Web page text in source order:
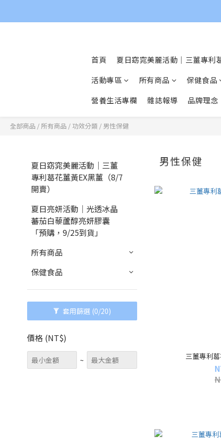
首頁
夏日窈窕美麗活動｜三薑專利
活動專區
所有商品
保健食品
營養生活專欄
雜誌報導 品牌理念
全部商品 / 所有商品 / 功效分類 / 男性保健
夏日窈窕美麗活動｜三薑
專利葛花薑黃EX黑薑（8/7
開賣）
夏日亮妍活動｜光透冰晶
蕃茄白藜蘆醇亮妍膠囊
「預購，9/25到貨」
所有商品
保健食品
套用篩選 (0/20)
價格 (NT$)
~
男性保健
三薑專利